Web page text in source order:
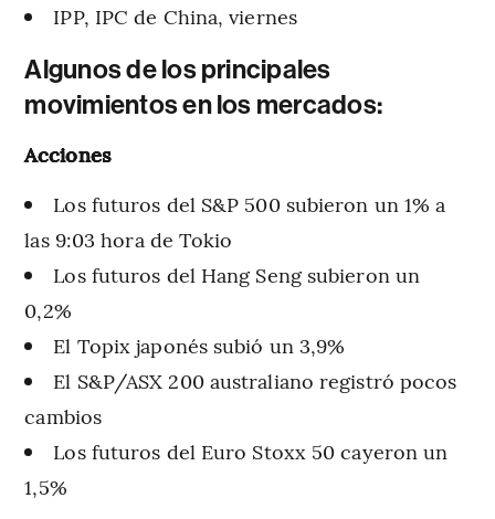
IPP, IPC de China, viernes
Algunos de los principales
movimientos en los mercados:
Acciones
Los futuros del S&P 500 subieron un 1% a
las 9:03 hora de Tokio
Los futuros del Hang Seng subieron un
0,2%
El Topix japonés subió un 3,9%
El S&P/ASX 200 australiano registró pocos
cambios
Los futuros del Euro Stoxx 50 cayeron un
1,5%